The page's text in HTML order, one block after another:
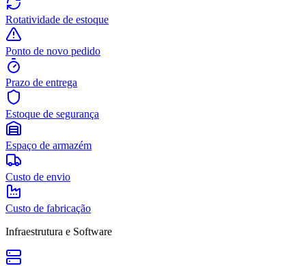
Rotatividade de estoque
Ponto de novo pedido
Prazo de entrega
Estoque de segurança
Espaço de armazém
Custo de envio
Custo de fabricação
Infraestrutura e Software